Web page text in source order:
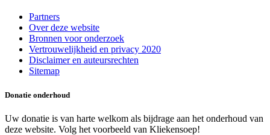
Partners
Over deze website
Bronnen voor onderzoek
Vertrouwelijkheid en privacy 2020
Disclaimer en auteursrechten
Sitemap
Donatie onderhoud
Uw donatie is van harte welkom als bijdrage aan het onderhoud van
deze website. Volg het voorbeeld van Kliekensoep!